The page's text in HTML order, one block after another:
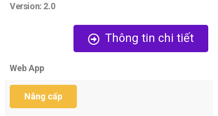
Version: 2.0
Thông tin chi tiết
Web App
Nâng cấp